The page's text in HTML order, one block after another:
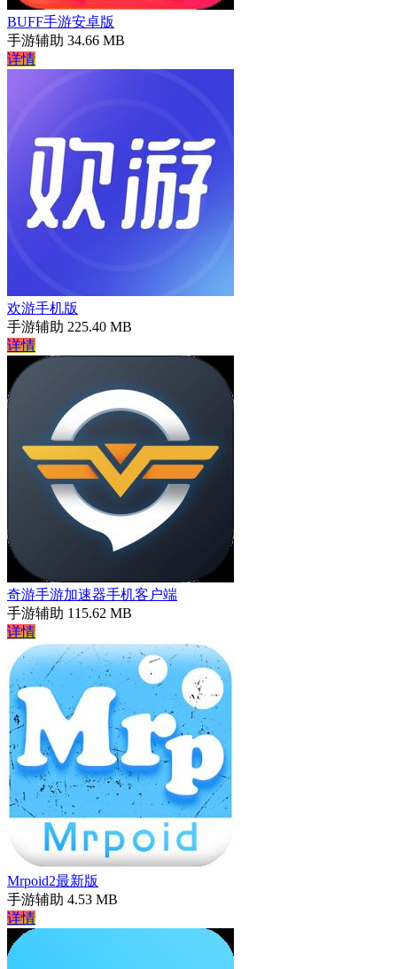
BUFF手游安卓版
手游辅助 34.66 MB
详情
欢游手机版
手游辅助 225.40 MB
详情
奇游手游加速器手机客户端
手游辅助 115.62 MB
详情
Mrpoid2最新版
手游辅助 4.53 MB
详情